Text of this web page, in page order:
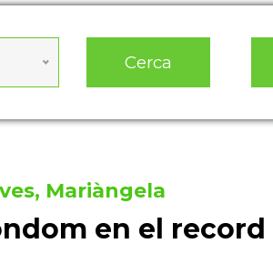
Cerca
Mariàngela
en el record